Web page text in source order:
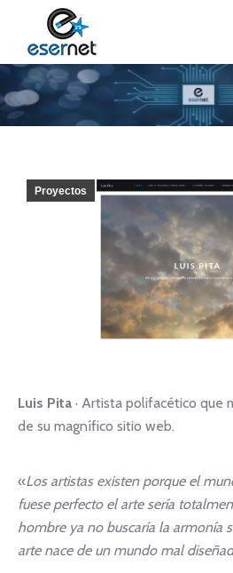
Proyectos
Luis Pita · Artista polifacético que
de su magnífico sitio web.
«Los artistas existen porque el
fuese perfecto el arte sería
hombre ya no buscaría la armonía
arte nace de un mundo mal